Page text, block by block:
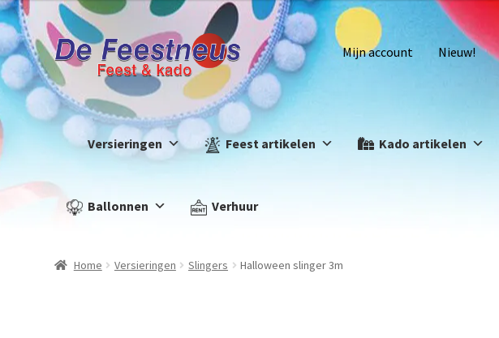
Mijn account Nieuw!
Versieringen Feest artikelen Kado artikelen
Ballonnen Verhuur
Home Versieringen Slingers Halloween slinger 3m